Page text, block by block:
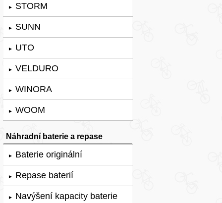
► STORM
► SUNN
► UTO
► VELDURO
► WINORA
► WOOM
Náhradní baterie a repase
► Baterie originální
► Repase baterií
► Navýšení kapacity baterie